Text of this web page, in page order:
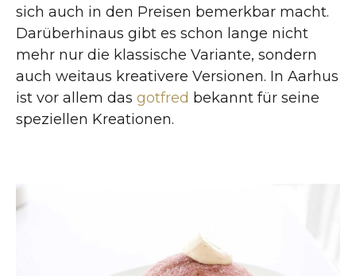
sich auch in den Preisen bemerkbar macht.
Darüberhinaus gibt es schon lange nicht
mehr nur die klassische Variante, sondern
auch weitaus kreativere Versionen. In Aarhus
ist vor allem das gotfred bekannt für seine
speziellen Kreationen.